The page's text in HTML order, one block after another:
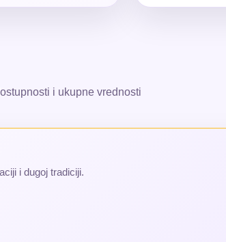
i ukupne vrednosti
i dugoj tradiciji.